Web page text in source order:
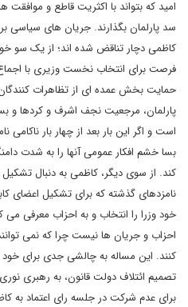
امید که بتواند با اکثریت قاطع و
سد پارلمان بگذارند. جریان های سیاسی
کاظمی دچار تناقض شده اند؛ از یک سو
فرصت برای انتخاب نخست وزیری با
حمایت بخش عمده ای از تظاهرات
پارلمان، مرجعیت نجف اشرف و کردها و
است و اگر این بار بعد از چهار بار ناکامی
بسا خشم افکار عمومی آنها را به شدت
کند. از سوی دیگر، کاظمی به دنبال
نامزدهای گذشته که برای تشکیل اعضای
خود وزرا را انتخاب و به احزاب معرفی
احزاب و جریان ها نیست چرا که نمی
کنند. این مساله به چالشی جدی برای
تصمیم ائتلاف دولت قانون، به رهبری
برای عدم شرکت در جلسه رای اعتماد به